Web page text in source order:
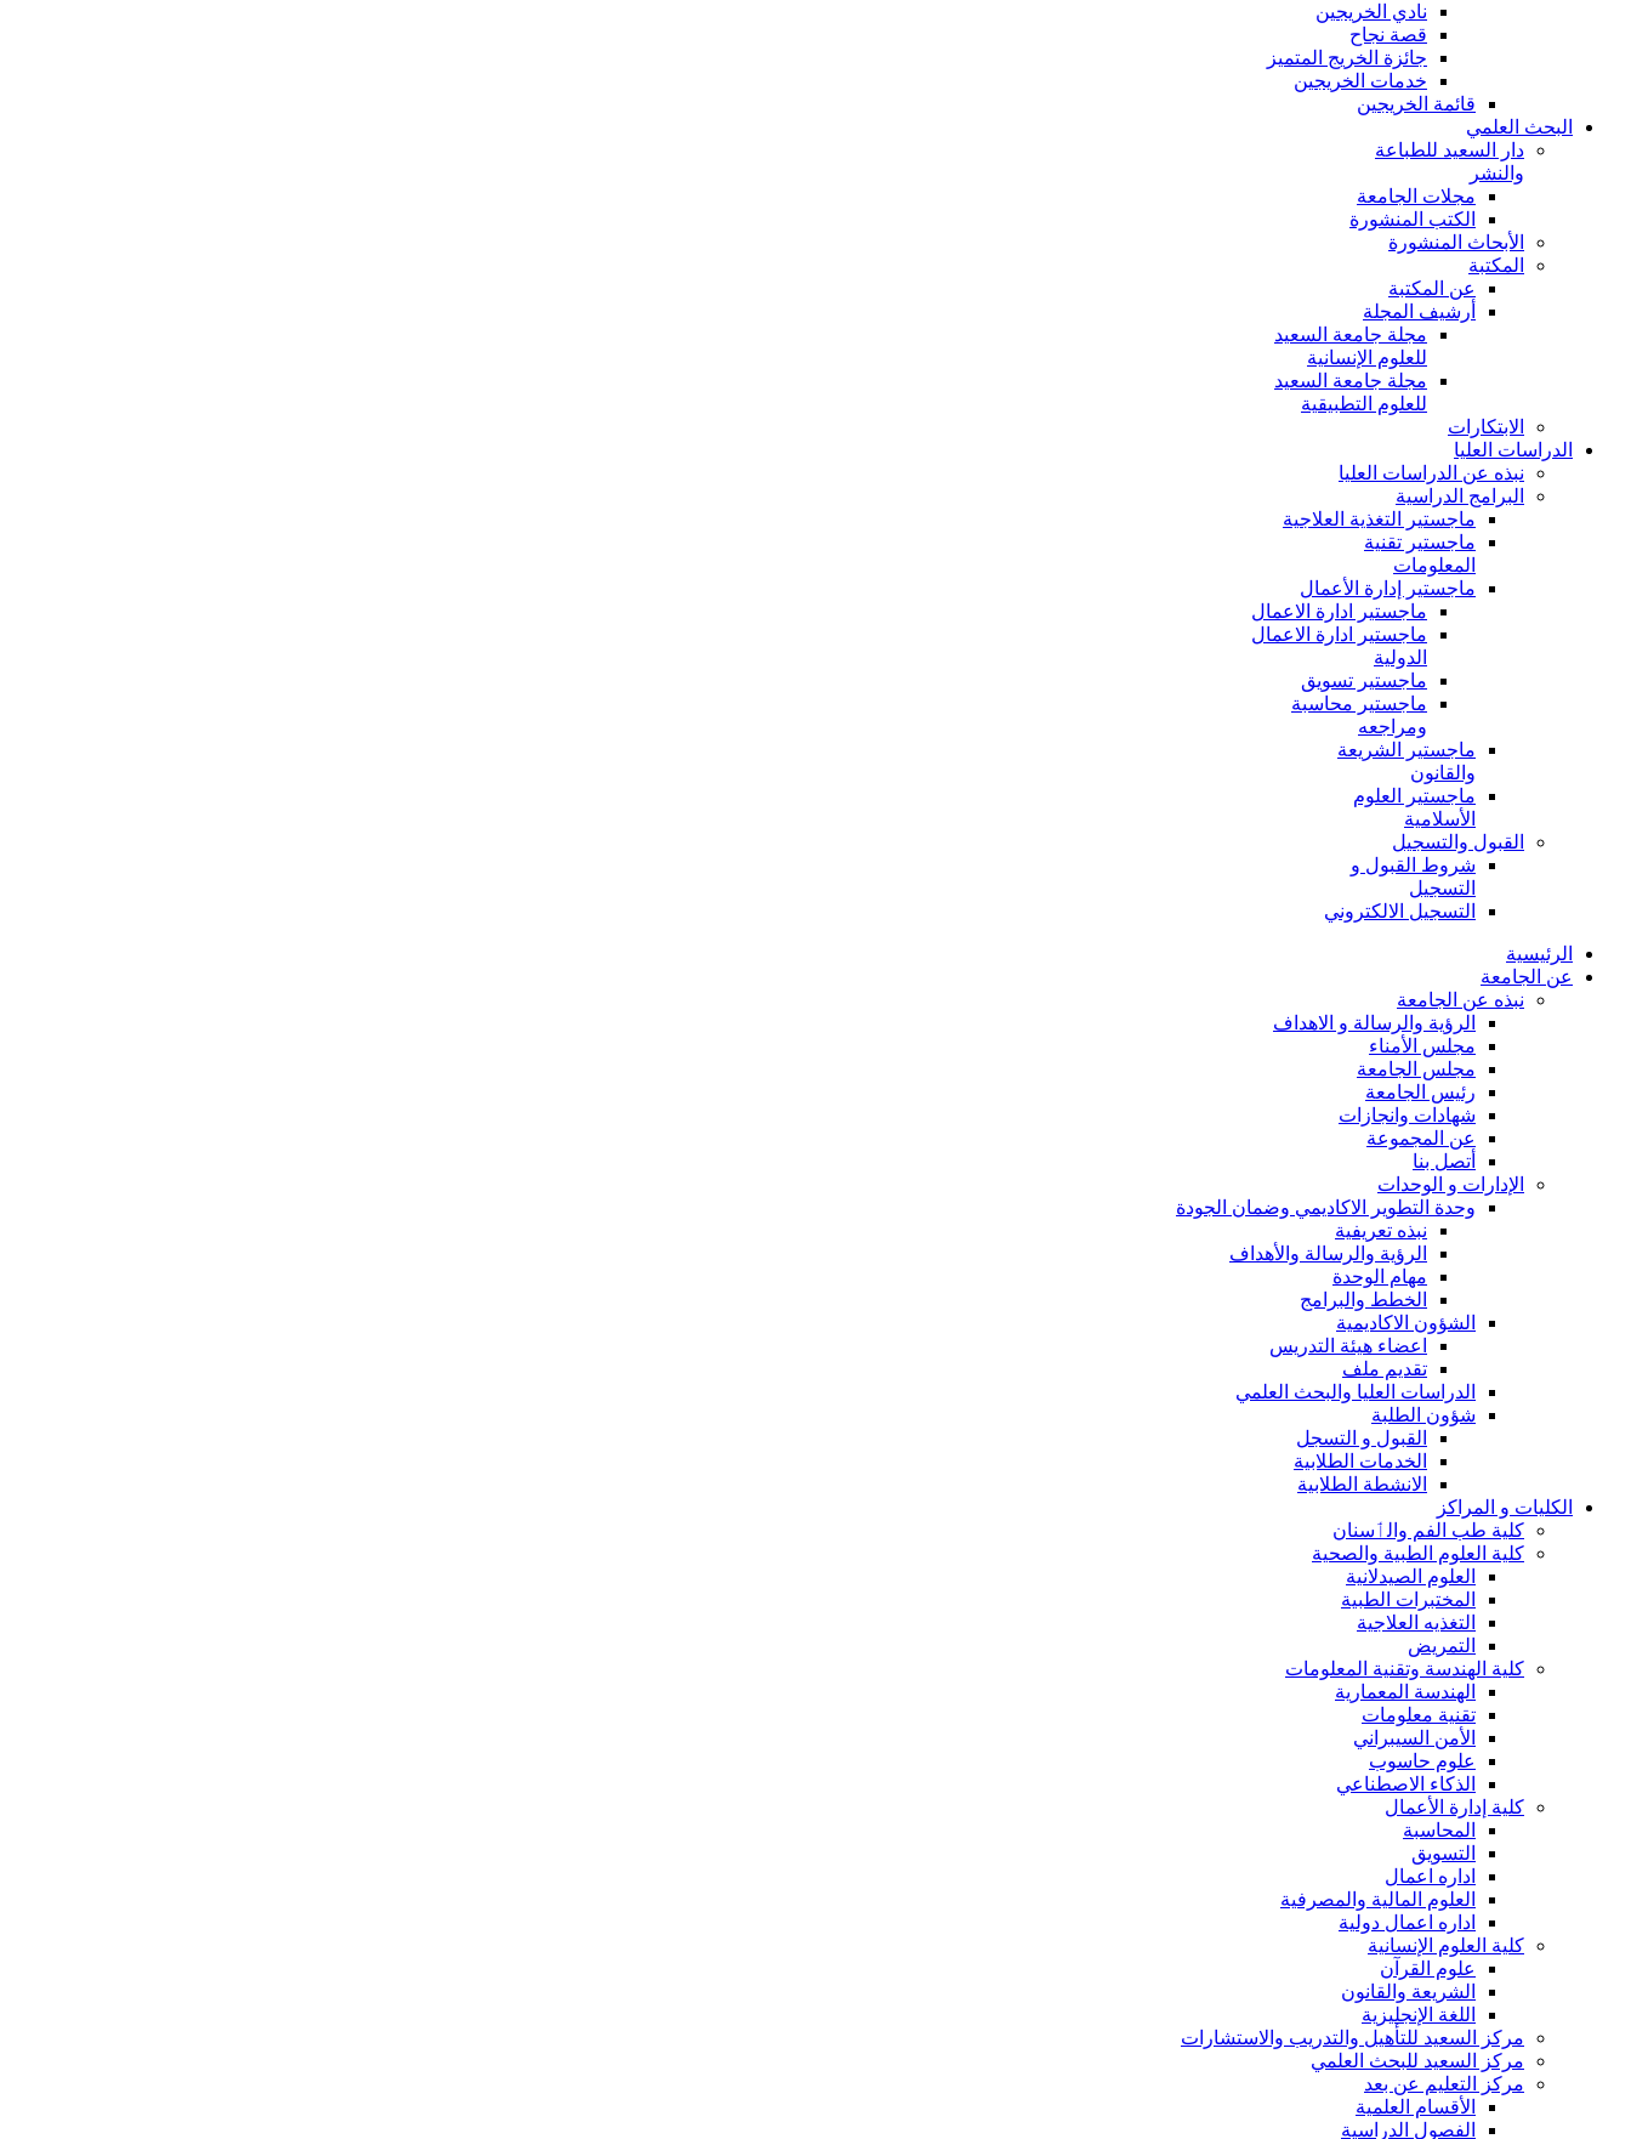
نادي الخريجين
قصة نجاح
جائزة الخريج المتميز
خدمات الخريجين
قائمة الخريجين
البحث العلمي
دار السعيد للطباعة
والنشر
مجلات الجامعة
الكتب المنشورة
الأبحاث المنشورة
المكتبة
عن المكتبة
أرشيف المجلة
مجلة جامعة السعيد
للعلوم الإنسانية
مجلة جامعة السعيد
للعلوم التطبيقية
الابتكارات
الدراسات العليا
نبذه عن الدراسات العليا
البرامج الدراسية
ماجستير التغذية العلاجية
ماجستير تقنية
المعلومات
ماجستير إدارة الأعمال
ماجستير ادارة الاعمال
ماجستير ادارة الاعمال
الدولية
ماجستير تسويق
ماجستير محاسبة
ومراجعه
ماجستير الشريعة
والقانون
ماجستير العلوم
الأسلامية
القبول والتسجيل
شروط القبول و
التسجيل
التسجيل الالكتروني
الرئيسية
عن الجامعة
نبذه عن الجامعة
الرؤية والرسالة و الاهداف
مجلس الأمناء
مجلس الجامعة
رئيس الجامعة
شهادات وانجازات
عن المجموعة
أتصل بنا
الإدارات و الوحدات
وحدة التطوير الاكاديمي وضمان الجودة
نبذه تعريفية
الرؤية والرسالة والأهداف
مهام الوحدة
الخطط والبرامج
الشؤون الاكاديمية
اعضاء هيئة التدريس
تقديم ملف
الدراسات العليا والبحث العلمي
شؤون الطلبة
القبول و التسجل
الخدمات الطلابية
الانشطة الطلابية
الكليات و المراكز
كلية طب الفم والٲسنان
كلية العلوم الطبية والصحية
العلوم الصيدلانية
المختبرات الطبية
التغذيه العلاجية
التمريض
كلية الهندسة وتقنية المعلومات
الهندسة المعمارية
تقنية معلومات
الأمن السيبراني
علوم حاسوب
الذكاء الاصطناعي
كلية إدارة الأعمال
المحاسبة
التسويق
اداره اعمال
العلوم المالية والمصرفية
اداره اعمال دولية
كلية العلوم الإنسانية
علوم القرآن
الشريعة والقانون
اللغة الإنجليزية
مركز السعيد للتأهيل والتدريب والاستشارات
مركز السعيد للبحث العلمي
مركز التعليم عن بعد
الأقسام العلمية
الفصول الدراسية